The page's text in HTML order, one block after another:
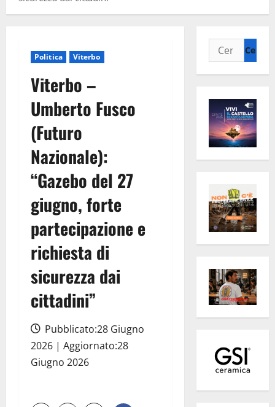
Politica Viterbo
Viterbo –
Umberto Fusco
(Futuro
Nazionale):
“Gazebo del 27
giugno, forte
partecipazione e
richiesta di
sicurezza dai
cittadini”
Pubblicato:28 Giugno
2026 | Aggiornato:28
Giugno 2026
Ricerca
per: